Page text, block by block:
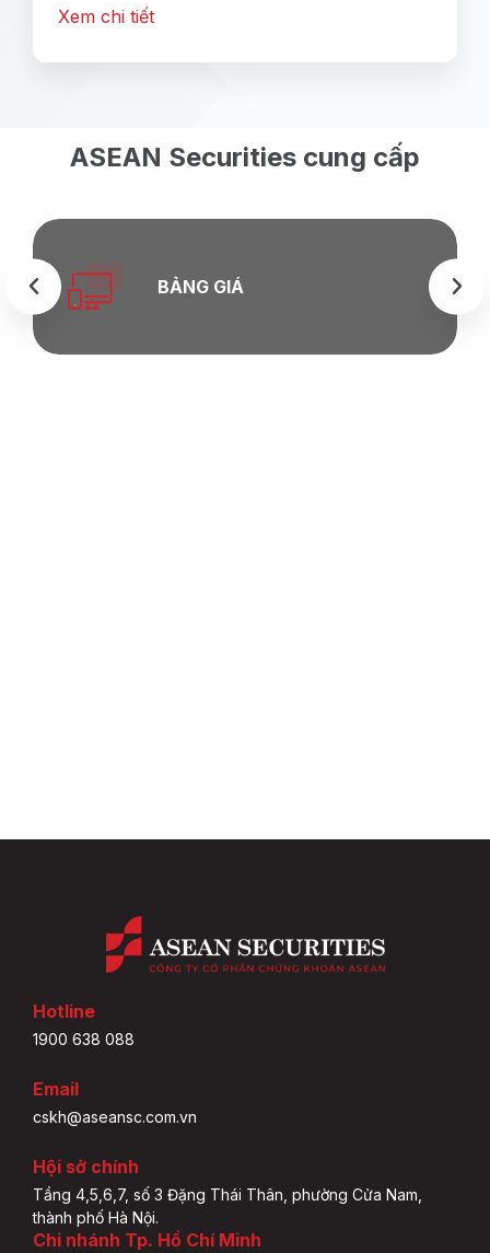
Xem chi tiết
ASEAN Securities cung cấp
BẢNG GIÁ
Hotline
1900 638 088
Email
cskh@aseansc.com.vn
Hội sở chính
Tầng 4,5,6,7, số 3 Đặng Thái Thân, phường Cửa Nam,
thành phố Hà Nội.
Chi nhánh Tp. Hồ Chí Minh